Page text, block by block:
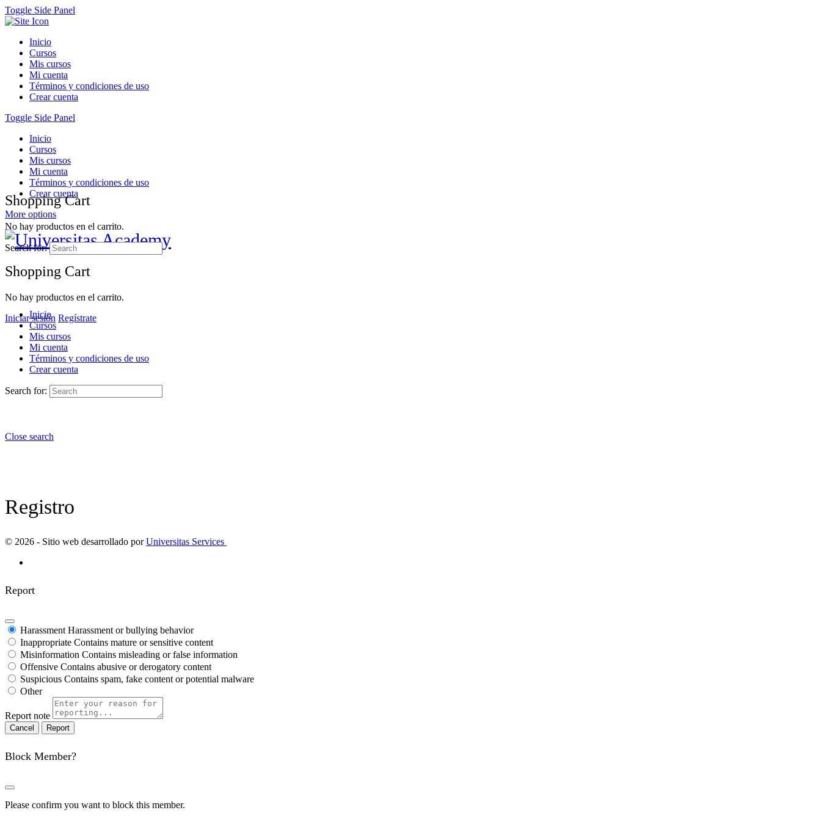
Toggle Side Panel
Inicio
Cursos
Mis cursos
Mi cuenta
Términos y condiciones de uso
Crear cuenta
Toggle Side Panel
Inicio
Cursos
Mis cursos
Mi cuenta
Términos y condiciones de uso
Crear cuenta
More options
Shopping Cart
No hay productos en el carrito.
Iniciar sesión Regístrate
Shopping Cart
No hay productos en el carrito.
Search for:
Inicio
Cursos
Mis cursos
Mi cuenta
Términos y condiciones de uso
Crear cuenta
Search for:
Close search
Registro
© 2026 - Sitio web desarrollado porUniversitas Services
Report
Harassment Harassment or bullying behavior
Inappropriate Contains mature or sensitive content
Misinformation Contains misleading or false information
Offensive Contains abusive or derogatory content
Suspicious Contains spam, fake content or potential malware
Other
Report note
Report
Block Member?
Please confirm you want to block this member.